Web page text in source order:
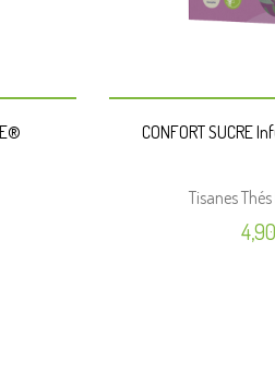
CONFORT SUCRE
Tisanes
Prix